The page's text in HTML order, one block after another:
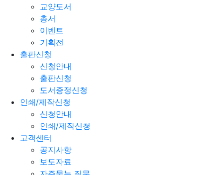
교양도서
총서
이벤트
기획전
출판신청
신청안내
출판신청
도서증정신청
인쇄/제작신청
신청안내
인쇄/제작신청
고객센터
공지사항
보도자료